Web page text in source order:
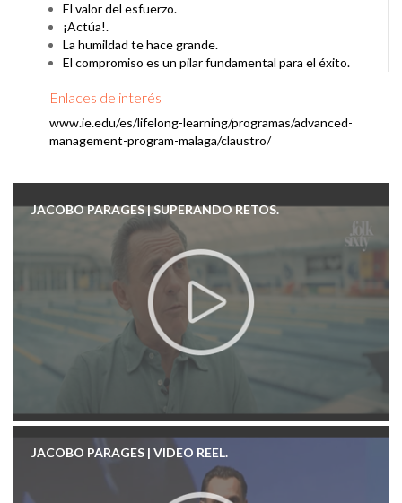
El valor del esfuerzo.
¡Actúa!.
La humildad te hace grande.
El compromiso es un pilar fundamental para el éxito.
Enlaces de interés
www.ie.edu/es/lifelong-learning/programas/advanced-
management-program-malaga/claustro/
JACOBO PARAGES | SUPERANDO RETOS.
JACOBO PARAGES | VIDEO REEL.